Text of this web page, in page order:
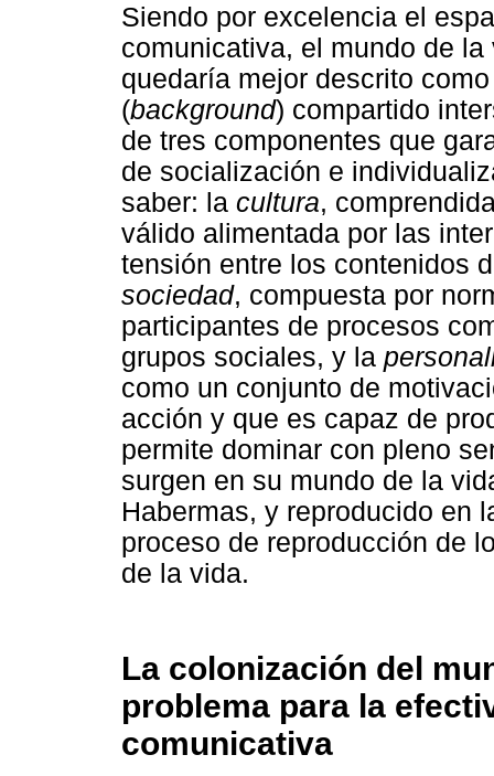
Siendo por excelencia el
comunicativa, el mundo de
quedaría mejor descrito
(background) compartido
de tres componentes que
de socialización e
saber: la cultura,
válido alimentada por las
tensión entre los contenidos
sociedad, compuesta por
participantes de procesos
grupos sociales, y la
como un conjunto de
acción y que es capaz de
permite dominar con pleno
surgen en su mundo de la
Habermas, y reproducido en
proceso de reproducción de
de la vida.
La colonización del
problema para la
comunicativa